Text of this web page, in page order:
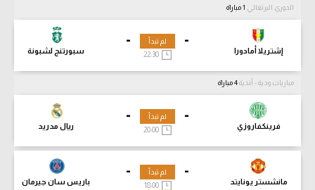
الدوري البرتغالي
-
إشتريلا أمادورا
-
سبورتنج لشبونة
لم تبدأ
مباريات ودية - أندية
-
فرينكفاروزي
-
ريال مدريد
لم تبدأ
-
مانشستر يونايتد
-
باريس سان جيرمان
لم تبدأ
18:00